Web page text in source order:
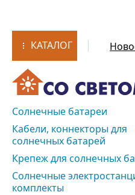
КАТАЛОГ
Солнечные батареи
Кабели, коннекторы для
солнечных батарей
Крепеж для солнечных
Солнечные
комплекты